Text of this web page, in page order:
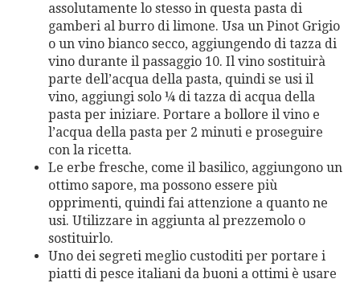
assolutamente lo stesso in questa pasta di
gamberi al burro di limone. Usa un Pinot Grigio
o un vino bianco secco, aggiungendo di tazza di
vino durante il passaggio 10. Il vino sostituirà
parte dell’acqua della pasta, quindi se usi il
vino, aggiungi solo ¼ di tazza di acqua della
pasta per iniziare. Portare a bollore il vino e
l’acqua della pasta per 2 minuti e proseguire
con la ricetta.
Le erbe fresche, come il basilico, aggiungono un
ottimo sapore, ma possono essere più
opprimenti, quindi fai attenzione a quanto ne
usi. Utilizzare in aggiunta al prezzemolo o
sostituirlo.
Uno dei segreti meglio custoditi per portare i
piatti di pesce italiani da buoni a ottimi è usare